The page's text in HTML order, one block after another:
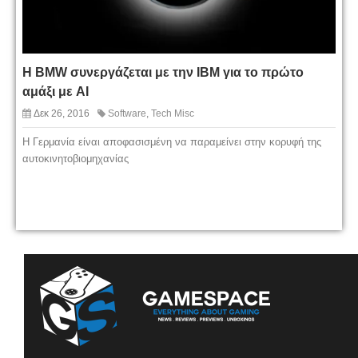
Η BMW συνεργάζεται με την IBM για το πρώτο
αμάξι με AI
Δεκ 26, 2016 Software, Tech Misc
Η Γερμανία είναι αποφασισμένη να παραμείνει στην κορυφή της
αυτοκινητοβιομηχανίας